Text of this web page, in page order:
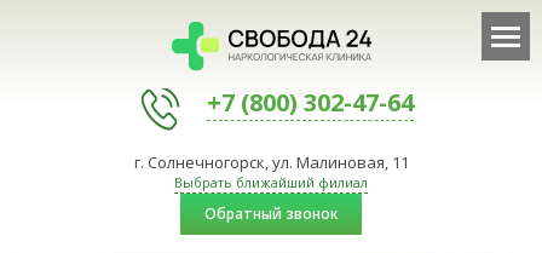
+7 (800) 302-47-64
г. Солнечногорск, ул. Малиновая, 11
Выбрать ближайший филиал
Обратный звонок